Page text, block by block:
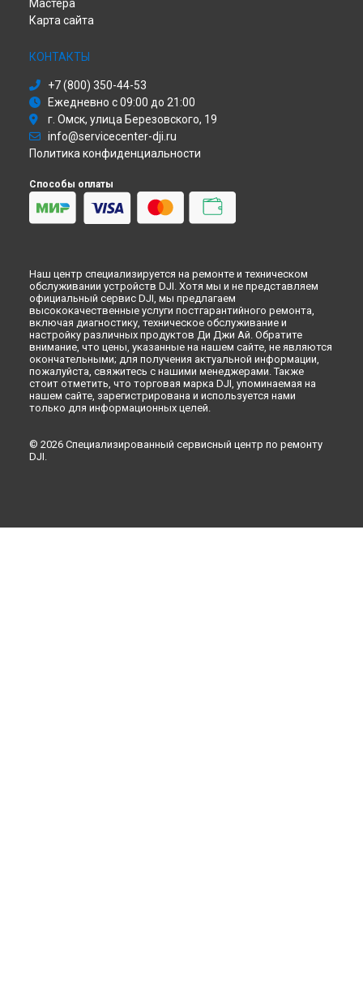
вТольятти
Восстановление после попадания влаги экшн-камеры DJI
Восстановление после попадания влаги экшн-камеры DJI
Восстановление после попадания влаги экшн-камеры DJI
в
Хабаровске
Восстановление после попадания влаги экшн-камеры DJI
в Томске
Восстановление после попадания влаги экшн-камеры DJI
Восстановление после попадания влаги экшн-камеры DJI
вИркутске
Восстановление после попадания влаги экшн-камеры DJI
Восстановление после попадания влаги экшн-камеры DJI
вКрасноярске
Восстановление после попадания влаги экшн-камеры DJI
вПерми
Восстановление после попадания влаги экшн-камеры DJI
вУльяновске
Восстановление после попадания влаги экшн-камеры DJI
вКирове
Восстановление после попадания влаги экшн-камеры DJI
Восстановление после попадания влаги экшн-камеры DJI
вСанкт-Петербурге
Мастера
Карта сайта
КОНТАКТЫ
+7 (800) 350-44-53
Ежедневно с 09:00 до 21:00
г. Омск, улица Березовского, 19
info@servicecenter-dji.ru
Политика конфиденциальности
Способы оплаты
Наш центр специализируется на ремонте и техническом
обслуживании устройств DJI. Хотя мы и не представляем
официальный сервис DJI, мы предлагаем
высококачественные услуги постгарантийного ремонта,
включая диагностику, техническое обслуживание и
настройку различных продуктов Ди Джи Ай. Обратите
внимание, что цены, указанные на нашем сайте, не являются
окончательными; для получения актуальной информации,
пожалуйста, свяжитесь с нашими менеджерами. Также
стоит отметить, что торговая марка DJI, упоминаемая на
нашем сайте, зарегистрирована и используется нами
только для информационных целей.
© 2026 Специализированный сервисный центр по ремонту
DJI.